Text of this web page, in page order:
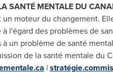
SANTÉ MENTALE DU
un moteur du changement.
l'égard des problèmes de
un problème de santé
de la santé mentale du
|